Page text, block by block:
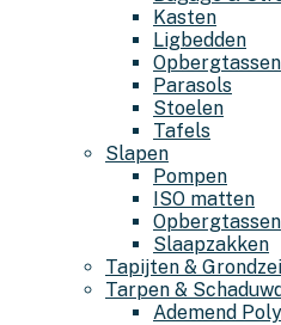
Kasten
Ligbedden
Opbergtassen
Parasols
Stoelen
Tafels
Slapen
Pompen
ISO matten
Opbergtassen
Slaapzakken
Tapijten &
Tarpen &
Ademend